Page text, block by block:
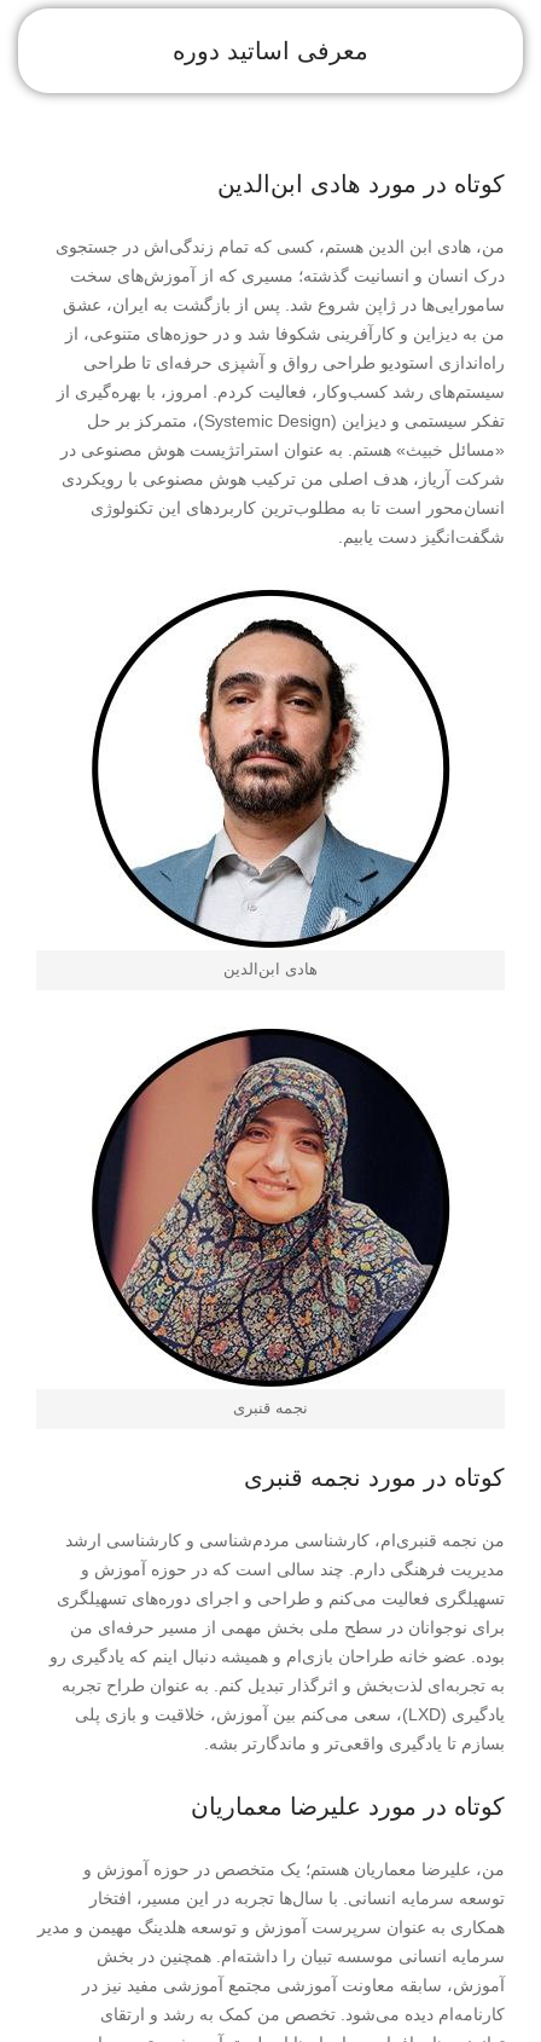
معرفی اساتید دوره
کوتاه در مورد هادی ابن‌الدین
من، هادی ابن الدین هستم، کسی که تمام زندگی‌اش در جستجوی
درک انسان و انسانیت گذشته؛ مسیری که از آموزش‌های سخت
سامورایی‌ها در ژاپن شروع شد. پس از بازگشت به ایران، عشق
من به دیزاین و کارآفرینی شکوفا شد و در حوزه‌های متنوعی، از
راه‌اندازی استودیو طراحی رواق و آشپزی حرفه‌ای تا طراحی
سیستم‌های رشد کسب‌وکار، فعالیت کردم. امروز، با بهره‌گیری از
تفکر سیستمی و دیزاین (Systemic Design)، متمرکز بر حل
«مسائل خبیث» هستم. به عنوان استراتژیست هوش مصنوعی در
شرکت آریاز، هدف اصلی من ترکیب هوش مصنوعی با رویکردی
انسان‌محور است تا به مطلوب‌ترین کاربردهای این تکنولوژی
شگفت‌انگیز دست یابیم.
هادی ابن‌الدین
نجمه قنبری
کوتاه در مورد نجمه قنبری
من نجمه قنبری‌ام، کارشناسی مردم‌شناسی و کارشناسی ارشد
مدیریت فرهنگی دارم. چند سالی است که در حوزه آموزش و
تسهیلگری فعالیت می‌کنم و طراحی و اجرای دوره‌های تسهیلگری
برای نوجوانان در سطح ملی بخش مهمی از مسیر حرفه‌ای من
بوده. عضو خانه طراحان بازی‌ام و همیشه دنبال اینم که یادگیری رو
به تجربه‌ای لذت‌بخش و اثرگذار تبدیل کنم. به عنوان طراح تجربه
یادگیری (LXD)، سعی می‌کنم بین آموزش، خلاقیت و بازی پلی
بسازم تا یادگیری واقعی‌تر و ماندگارتر بشه.
کوتاه در مورد علیرضا معماریان
من، علیرضا معماریان هستم؛ یک متخصص در حوزه آموزش و
توسعه سرمایه انسانی. با سال‌ها تجربه در این مسیر، افتخار
همکاری به عنوان سرپرست آموزش و توسعه هلدینگ مهیمن و مدیر
سرمایه انسانی موسسه تبیان را داشته‌ام. همچنین در بخش
آموزش، سابقه معاونت آموزشی مجتمع آموزشی مفید نیز در
کارنامه‌ام دیده می‌شود. تخصص من کمک به رشد و ارتقای